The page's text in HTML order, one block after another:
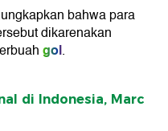
bahwa para
dikarenakan
gol.
di Indonesia, Marc